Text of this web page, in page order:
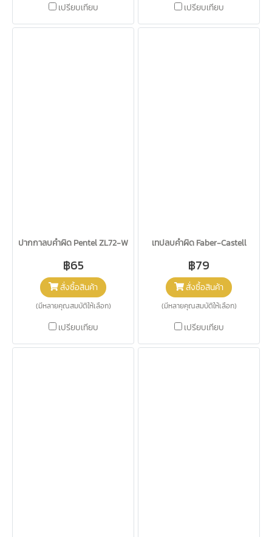
เปรียบเทียบ เปรียบเทียบ
ปากกาลบคำผิด Pentel ZL72-W
฿65
สั่งซื้อสินค้า
(มีหลายคุณสมบัติให้เลือก)
เปรียบเทียบ
เทปลบคำผิด Faber-Castell
฿79
สั่งซื้อสินค้า
(มีหลายคุณสมบัติให้เลือก)
เปรียบเทียบ